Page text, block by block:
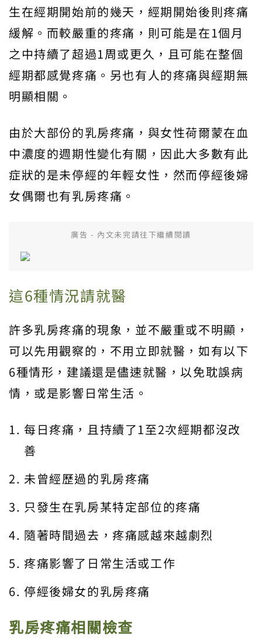
生在經期開始前的幾天，經期開始後則疼痛
緩解。而較嚴重的疼痛，則可能是在1個月
之中持續了超過1周或更久，且可能在整個
經期都感覺疼痛。另也有人的疼痛與經期無
明顯相關。
由於大部份的乳房疼痛，與女性荷爾蒙在血
中濃度的週期性變化有關，因此大多數有此
症狀的是未停經的年輕女性，然而停經後婦
女偶爾也有乳房疼痛。
廣告 - 內文未完請往下繼續閱讀
這6種情況請就醫
許多乳房疼痛的現象，並不嚴重或不明顯，
可以先用觀察的，不用立即就醫，如有以下
6種情形，建議還是儘速就醫，以免耽誤病
情，或是影響日常生活。
每日疼痛，且持續了1至2次經期都沒改
善
未曾經歷過的乳房疼痛
只發生在乳房某特定部位的疼痛
隨著時間過去，疼痛感越來越劇烈
疼痛影響了日常生活或工作
停經後婦女的乳房疼痛
乳房疼痛相關檢查